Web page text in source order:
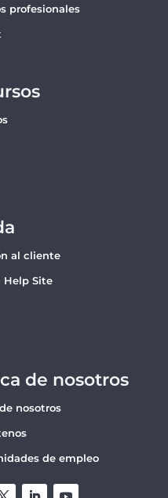
profesionales
al cliente
Help Site
de nosotros
nosotros
de empleo